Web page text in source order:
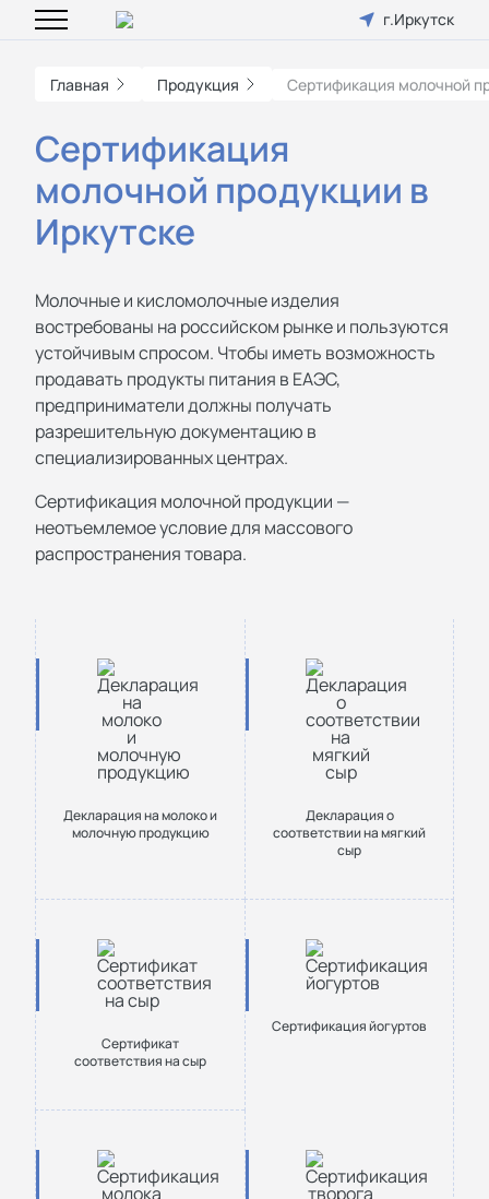
г.Иркутск
Главная Продукция Сертификация молочной
Сертификация
молочной продукции в
Иркутске
Молочные и кисломолочные изделия
востребованы на российском рынке и пользуются
устойчивым спросом. Чтобы иметь возможность
продавать продукты питания в ЕАЭС,
предприниматели должны получать
разрешительную документацию в
специализированных центрах.
Сертификация молочной продукции —
неотъемлемое условие для массового
распространения товара.
Декларация на молоко и
молочную продукцию
Декларация о
соответствии на мягкий
сыр
Сертификат
соответствия на сыр
Сертификация йогуртов